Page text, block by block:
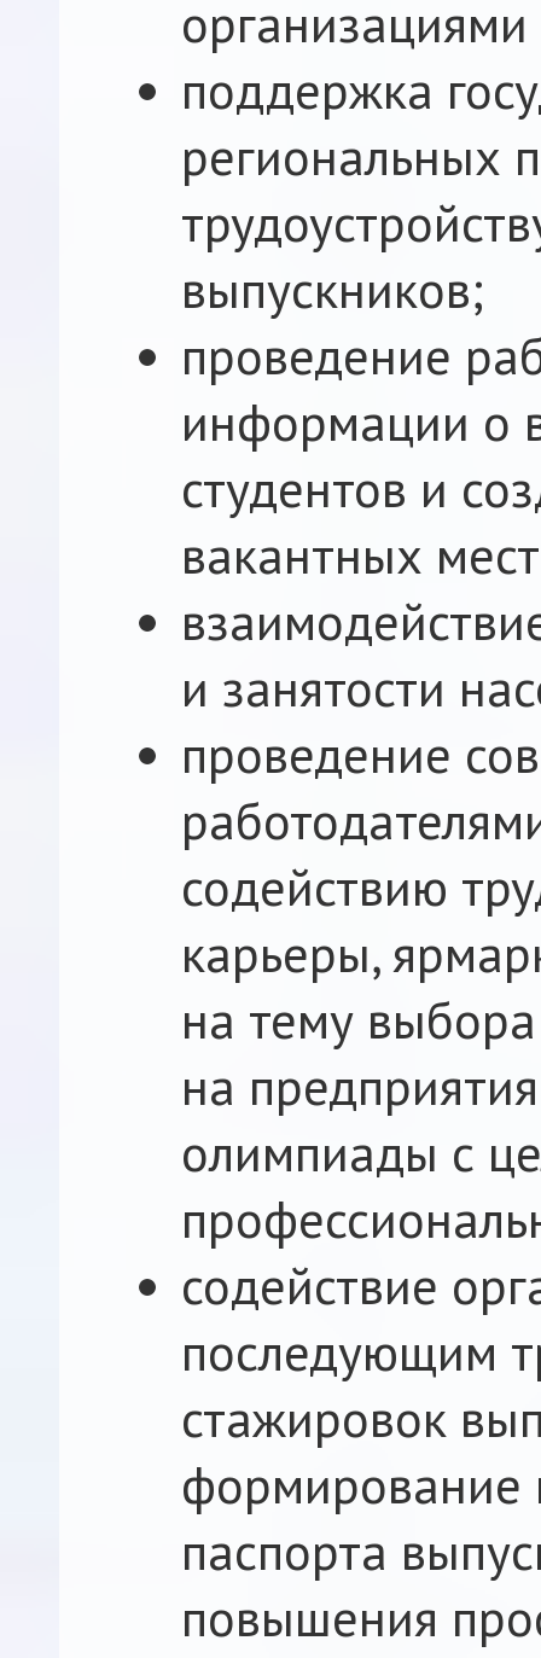
поддержка
региональных
выпускников;
проведение
информации о
студентов и
вакантных
и занятости
проведение
содействию
карьеры,
на тему
на
олимпиады с
содействие
последующим
стажировок
формирование
паспорта
повышения